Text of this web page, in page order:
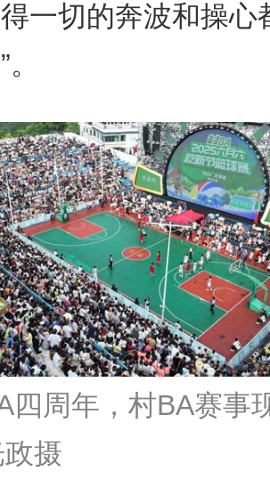
一切的奔波和操心
四周年，村BA赛事
摄